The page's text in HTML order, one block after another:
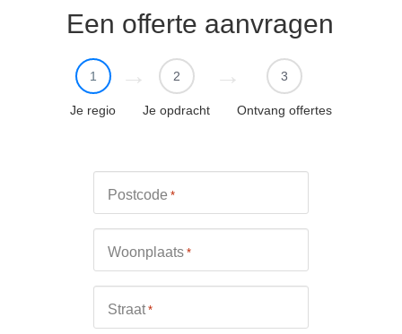
Een offerte aanvragen
1
Je regio
2
Je opdracht
3
Ontvang offertes
Postcode *
Woonplaats *
Straat *